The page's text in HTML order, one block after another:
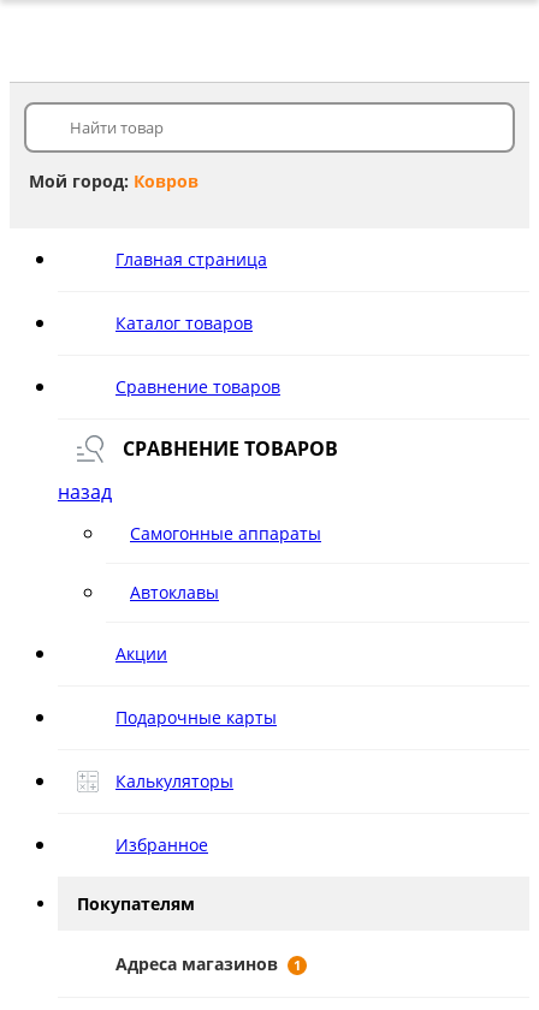
Мой город: Ковров
Главная страница
Каталог товаров
Сравнение товаров
СРАВНЕНИЕ ТОВАРОВ
назад
Самогонные аппараты
Автоклавы
Акции
Подарочные карты
Калькуляторы
Избранное
Покупателям
Адреса магазинов 1